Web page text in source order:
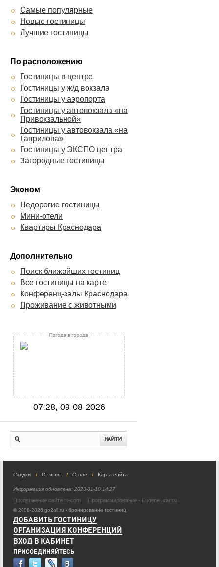
Вилла Диас
Ирон на Красных Партизан
Визит
Поместье
Анжелика
RichMan
Авангард
12 Месяцев ГД
Амиго
Вилла Лион
Олимпия
Ардо
Айсберг
Самые популярные
Новые гостиницы
Лучшие гостиницы
По расположению
Гостиницы в центре
Гостиницы у ж/д вокзала
Гостиницы у аэропорта
Гостиницы у автовокзала «на
Привокзальной»
Гостиницы у автовокзала «на
Гаврилова»
Гостиницы у ЭКСПО центра
Загородные гостиницы
Эконом
Недорогие гостиницы
Мини-отели
Квартиры Краснодара
Дополнительно
Поиск ближайших гостиниц
Все гостиницы на карте
Конференц-залы Краснодара
Проживание с животными
07:28, 09-08-2026
Скидки Отзывы О нас Карта сайта
Информация обновлена: 2023-01-10 14:27
Продвижение сайта m-com Программирование - Eugene Ivanov
© 2008-2026 go2all.ru - бронирование гостиниц
ДОБАВИТЬ ГОСТИНИЦУ
ОРГАНИЗАЦИЯ КОНФЕРЕНЦИЙ
ВХОД В КАБИНЕТ
ПРИСОЕДИНЯЙТЕСЬ